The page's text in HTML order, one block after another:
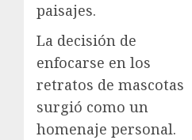
paisajes.
La decisión de
enfocarse en los
retratos de mascotas
surgió como un
homenaje personal.